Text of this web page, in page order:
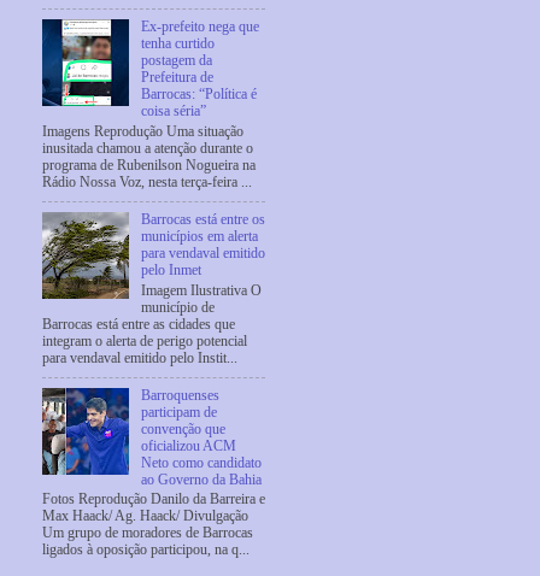
Ex-prefeito nega que
tenha curtido
postagem da
Prefeitura de
Barrocas: “Política é
coisa séria”
Imagens Reprodução Uma situação
inusitada chamou a atenção durante o
programa de Rubenilson Nogueira na
Rádio Nossa Voz, nesta terça-feira ...
Barrocas está entre os
municípios em alerta
para vendaval emitido
pelo Inmet
Imagem Ilustrativa O
município de
Barrocas está entre as cidades que
integram o alerta de perigo potencial
para vendaval emitido pelo Instit...
Barroquenses
participam de
convenção que
oficializou ACM
Neto como candidato
ao Governo da Bahia
Fotos Reprodução Danilo da Barreira e
Max Haack/ Ag. Haack/ Divulgação
Um grupo de moradores de Barrocas
ligados à oposição participou, na q...